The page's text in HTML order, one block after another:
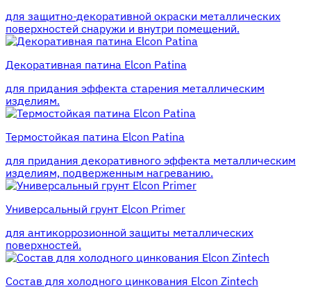
для защитно-декоративной окраски металлических
поверхностей снаружи и внутри помещений.
Декоративная патина Elcon Patina
для придания эффекта старения металлическим
изделиям.
Термостойкая патина Elcon Patina
для придания декоративного эффекта металлическим
изделиям, подверженным нагреванию.
Универсальный грунт Elcon Primer
для антикоррозионной защиты металлических
поверхностей.
Состав для холодного цинкования Elcon Zintech